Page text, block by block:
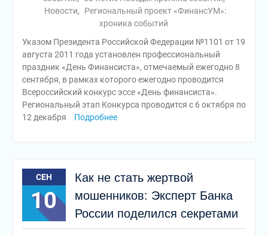
Новости,
Региональный проект «ФинансУМ»:
хроника событий
Указом Президента Российской Федерации №1101 от 19
августа 2011 года установлен профессиональный
праздник «День Финансиста», отмечаемый ежегодно 8
сентября, в рамках которого ежегодно проводится
Всероссийский конкурс эссе «День финансиста».
Региональный этап Конкурса проводится с 6 октября по
12 декабря
Подробнее
СЕН
10
Как не стать жертвой
мошенников: Эксперт Банка
России поделился секретами